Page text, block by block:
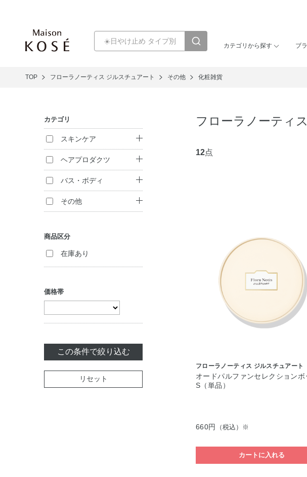
カテゴリから探す ブ
TOP フローラノーティス ジルスチュアート その他 化粧雑貨
フローラノーティ
カテゴリ
スキンケア
化粧水
リップケア
ヘアプロダクツ
シャンプー
トリートメント
（インバス）
ヘアスタイリング
バス・ボディ
ボディ洗浄料
その他
商品区分
在庫あり
価格帯
この条件で絞り込む
リセット
12点
フローラノーティス ジルスチュアート
オードパルファンセレクションボ
S（単品）
660円 （税込）※
カートに入れる